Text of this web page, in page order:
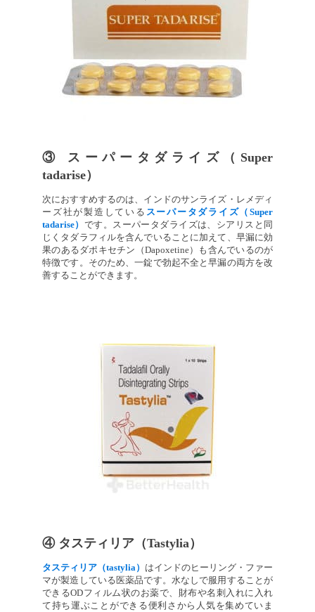
③ スーパータダライズ（Super
tadarise）
次におすすめするのは、インドのサンライズ・レメディ
ーズ社が製造している スーパータダライズ（Super
tadarise） です。スーパータダライズは、シアリスと同
じくタダラフィルを含んでいることに加えて、早漏に効
果のあるダポキセチン（Dapoxetine）も含んでいるのが
特徴です。そのため、一錠で勃起不全と早漏の両方を改
善することができます。
④ タスティリア（Tastylia）
タスティリア（tastylia） はインドのヒーリング・ファー
マが製造している医薬品です。水なしで服用することが
できるODフィルム状のお薬で、財布や名刺入れに入れ
て持ち運ぶことができる便利さから人気を集めていま